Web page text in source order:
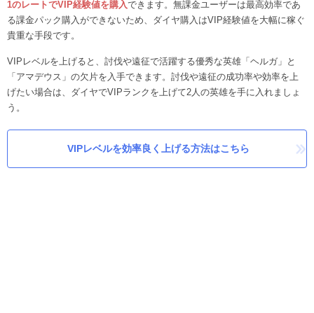
1のレートでVIP経験値を購入できます。無課金ユーザーは最高効率であ
る課金パック購入ができないため、ダイヤ購入はVIP経験値を大幅に稼ぐ
貴重な手段です。
VIPレベルを上げると、討伐や遠征で活躍する優秀な英雄「ヘルガ」と
「アマデウス」の欠片を入手できます。討伐や遠征の成功率や効率を上
げたい場合は、ダイヤでVIPランクを上げて2人の英雄を手に入れましょ
う。
VIPレベルを効率良く上げる方法はこちら